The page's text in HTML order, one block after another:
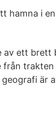
hamna i
av ett brett
från
är